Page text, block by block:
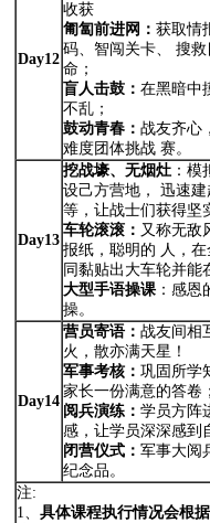
Day12
收获
匍匐前进网：获取情
码、智闯关卡、 搜
命；
盲人击鼓：在黑暗中
不乱；
鼓动青春：战友齐心
难度团体挑战 赛。
Day13
挖战壕、无烟灶 ：
设己方营地， 迅速
等，让战士们获得坚
车轮滚滚： 又称无敌
报纸，聪明的 人，
同黏贴出大车轮并能
大型手语操课：感恩
操。
Day14
营员寄语：战友间相
火，散亦满天星！
军事考核：巩固所学
家长一份满意的答卷；
阅兵演练：学员方阵
感，让学员深深感到
闭营仪式：军事大阅
纪念品。
注:
1、具体课程执行情况会根